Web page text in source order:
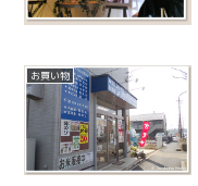
お買い物